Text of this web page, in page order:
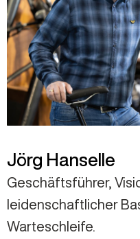
Jörg Hanselle
Geschäftsführer,
leidenschaftlicher
Warteschleife.